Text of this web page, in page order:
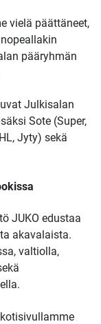
vielä päättäneet,
pääryhmän
Julkisalan
Sote (Super,
Jyty) sekä
JUKO edustaa
akavalaista.
valtiolla,